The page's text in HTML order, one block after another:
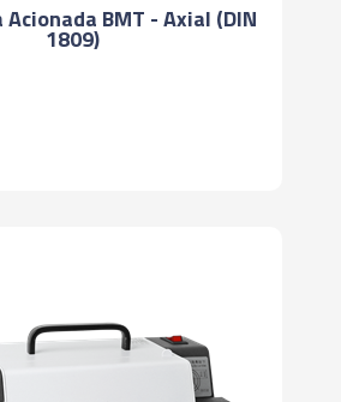
BMT - Axial (DIN
1809)